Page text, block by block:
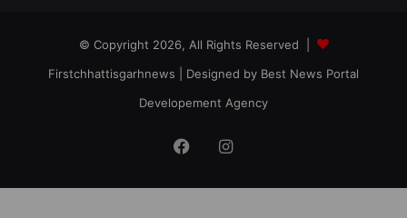
© Copyright 2026, All Rights Reserved |
Firstchhattisgarhnews | Designed by Best News Portal
Developement Agency
FacebookInstagram